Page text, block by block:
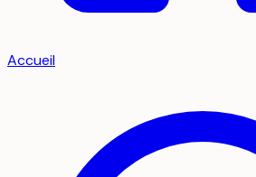
Accueil